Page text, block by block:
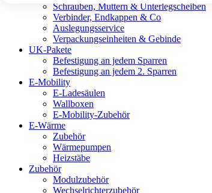
Schrauben, Muttern & Unterlegscheiben
Verbinder, Endkappen & Co
Auslegungsservice
Verpackungseinheiten & Gebinde
UK-Pakete
Befestigung an jedem Sparren
Befestigung an jedem 2. Sparren
E-Mobility
E-Ladesäulen
Wallboxen
E-Mobility-Zubehör
E-Wärme
Zubehör
Wärmepumpen
Heizstäbe
Zubehör
Modulzubehör
Wechselrichterzubehör